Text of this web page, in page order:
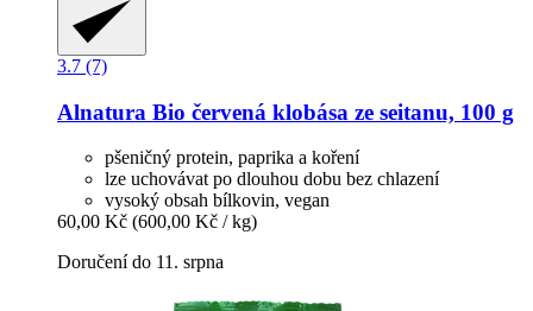
3.7 (7)
Alnatura Bio červená klobása ze seitanu, 100 g
pšeničný protein, paprika a koření
lze uchovávat po dlouhou dobu bez chlazení
vysoký obsah bílkovin, vegan
60,00 Kč (600,00 Kč / kg)
Doručení do 11. srpna